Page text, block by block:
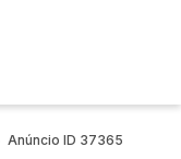
Anúncio ID 37365